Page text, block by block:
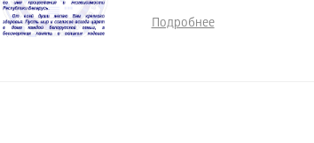
Подробнее